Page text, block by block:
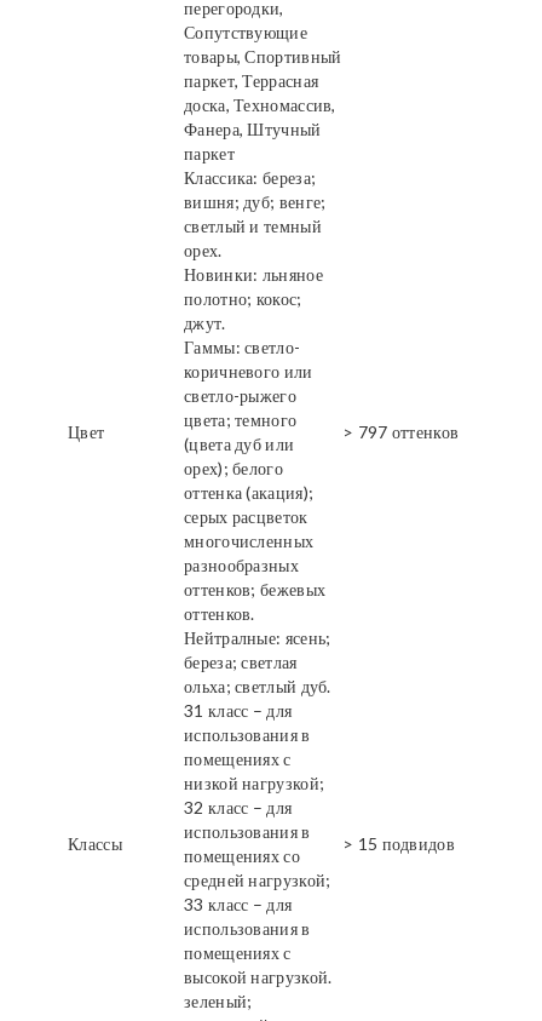
перегородки,
Сопутствующие
товары, Спортивный
паркет, Террасная
доска, Техномассив,
Фанера, Штучный
паркет
Цвет
Классика: береза;
вишня; дуб; венге;
светлый и темный
орех.
Новинки: льняное
полотно; кокос;
джут.
Гаммы: светло-
коричневого или
светло-рыжего
цвета; темного
(цвета дуб или
орех); белого
оттенка (акация);
серых расцветок
многочисленных
разнообразных
оттенков; бежевых
оттенков.
Нейтралные: ясень;
береза; светлая
ольха; светлый дуб.
> 797 оттенков
Классы
31 класс – для
использования в
помещениях с
низкой нагрузкой;
32 класс – для
использования в
помещениях со
средней нагрузкой;
33 класс – для
использования в
помещениях с
высокой нагрузкой.
> 15 подвидов
зеленый;